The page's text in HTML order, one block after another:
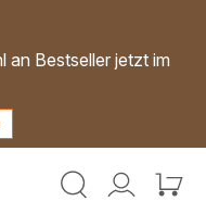
an Bestseller jetzt im
Mein
Mein